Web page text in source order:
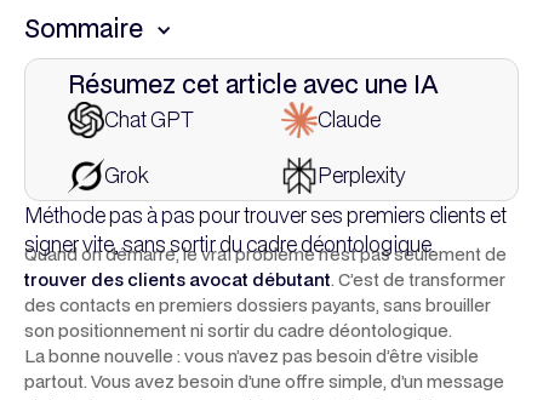
Sommaire
This is some text inside of a div block.
Résumez cet article avec une IA
Chat GPT
Claude
Grok
Perplexity
Méthode pas à pas pour trouver ses premiers clients et
signer vite, sans sortir du cadre déontologique.
Quand on démarre, le vrai problème n’est pas seulement de
trouver des clients avocat débutant. C’est de transformer
des contacts en premiers dossiers payants, sans brouiller
son positionnement ni sortir du cadre déontologique.
La bonne nouvelle : vous n’avez pas besoin d’être visible
partout. Vous avez besoin d’une offre simple, d’un message